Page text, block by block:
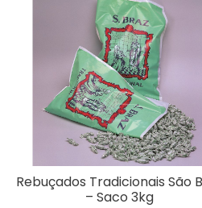
Rebuçados Tradicionais São
– Saco 3kg